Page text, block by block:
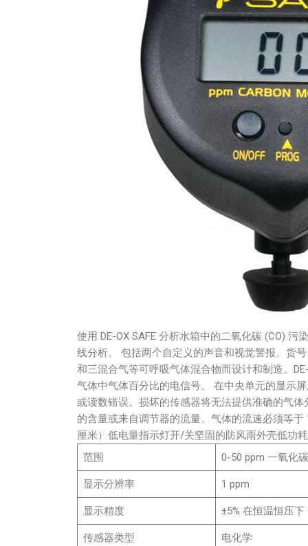
使用 DE-OX SAFE 分析水箱中的二氧化碳 (CO)
线分析。 包括两个自定义的声音和视觉警报。货
和三混合气等可呼吸气体混合物而设计和制造。
气体中气体百分比的电信号。 在中央单元的显示
或读数错误。损坏的传感器将无法提供准确的气
的含量或来自调节器的流量。气体的流速必须等
厘米）低电量指示灯开/关坚固的防风雨外壳低功
范围
0-50 ppm 一氧化碳
显示分辨率 1 ppm
显示精度 ±5% 在恒温恒压下
传感器类型 电化学